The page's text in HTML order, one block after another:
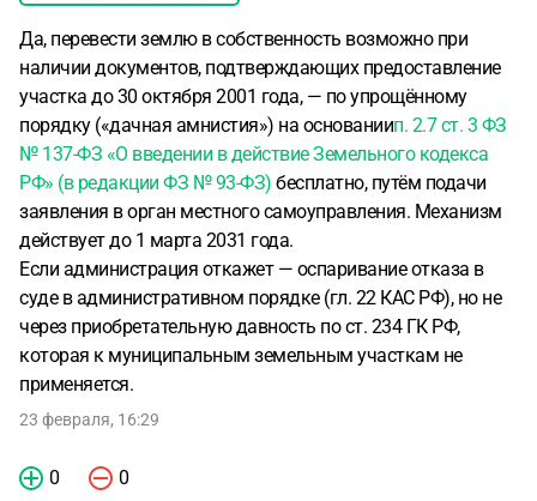
Да, перевести землю в собственность возможно при
наличии документов, подтверждающих предоставление
участка до 30 октября 2001 года, — по упрощённому
порядку («дачная амнистия») на основаниип. 2.7 ст. 3 ФЗ
№ 137-ФЗ «О введении в действие Земельного кодекса
РФ» (в редакции ФЗ № 93-ФЗ) бесплатно, путём подачи
заявления в орган местного самоуправления. Механизм
действует до 1 марта 2031 года.
Если администрация откажет — оспаривание отказа в
суде в административном порядке (гл. 22 КАС РФ), но не
через приобретательную давность по ст. 234 ГК РФ,
которая к муниципальным земельным участкам не
применяется.
23 февраля, 16:29
0 0